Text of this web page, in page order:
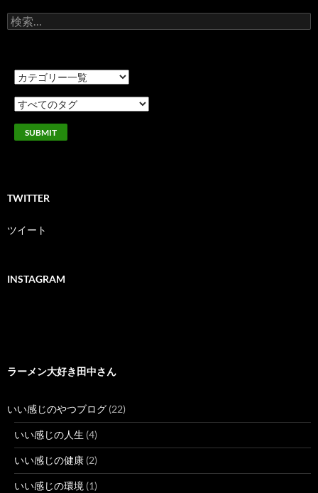
検
索:
TWITTER
ツイート
INSTAGRAM
ラーメン大好き田中さん
いい感じのやつブログ (22)
いい感じの人生 (4)
いい感じの健康 (2)
いい感じの環境 (1)